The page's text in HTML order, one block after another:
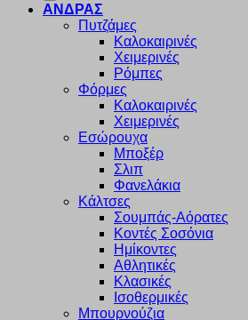
ΑΝΔΡΑΣ
Πυτζάμες
Καλοκαιρινές
Χειμερινές
Ρόμπες
Φόρμες
Καλοκαιρινές
Χειμερινές
Εσώρουχα
Μποξέρ
Σλιπ
Φανελάκια
Κάλτσες
Σουμπάς-Αόρατες
Κοντές Σοσόνια
Ημίκοντες
Αθλητικές
Κλασικές
Ισοθερμικές
Μπουρνούζια